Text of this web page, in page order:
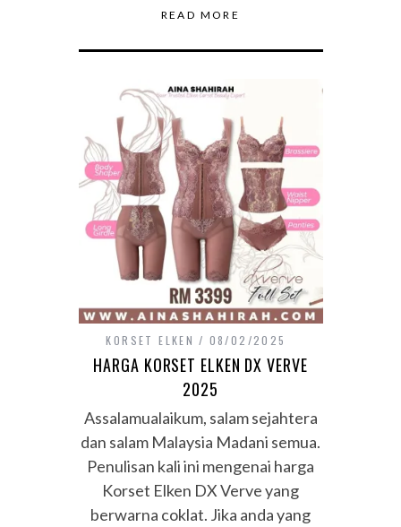
READ MORE
KORSET ELKEN 08/02/2025
HARGA KORSET ELKEN DX VERVE
2025
Assalamualaikum, salam sejahtera
dan salam Malaysia Madani semua.
Penulisan kali ini mengenai harga
Korset Elken DX Verve yang
berwarna coklat. Jika anda yang